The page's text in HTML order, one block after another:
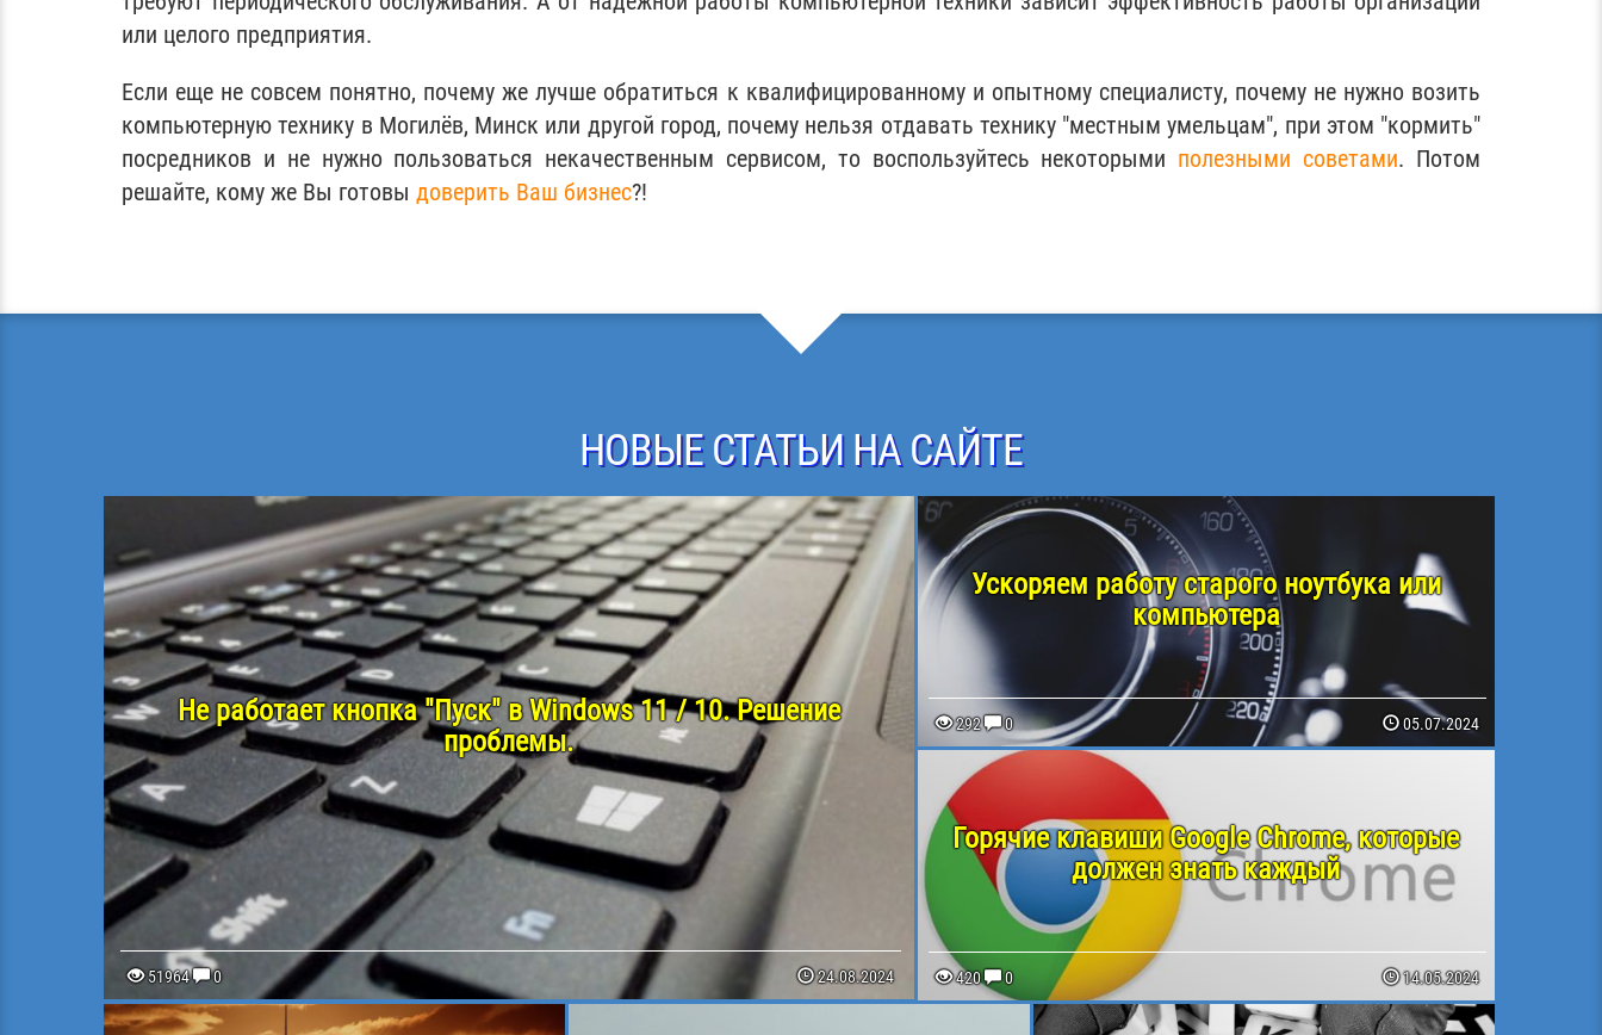
или целого предприятия.
Если еще не совсем понятно, почему же лучше обратиться к квалифицированному и опытному специалисту, почему не нужно возить
компьютерную технику в Могилёв, Минск или другой город, почему нельзя отдавать технику "местным умельцам", при этом "кормить"
посредников и не нужно пользоваться некачественным сервисом, то воспользуйтесь некоторыми полезными советами. Потом
решайте, кому же Вы готовы доверить Ваш бизнес?!
НОВЫЕ СТАТЬИ НА САЙТЕ
51964 0 24.08.2024
Не работает кнопка "Пуск" в Windows 11 / 10. Решение
проблемы.
292 0 05.07.2024
Ускоряем работу старого ноутбука или
компьютера
420 0 14.05.2024
Горячие клавиши Google Chrome, которые
должен знать каждый